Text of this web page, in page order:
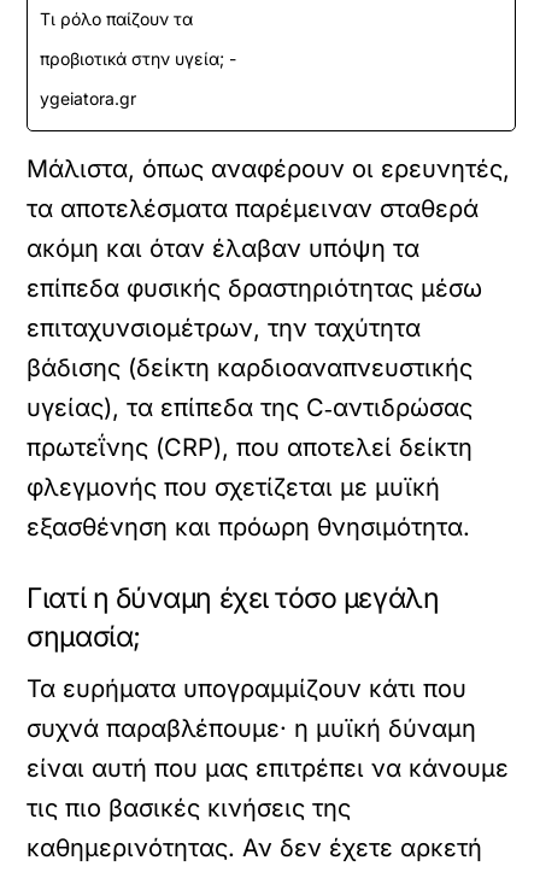
Τι ρόλο παίζουν τα
προβιοτικά στην υγεία; -
ygeiatora.gr
Μάλιστα, όπως αναφέρουν οι ερευνητές,
τα αποτελέσματα παρέμειναν σταθερά
ακόμη και όταν έλαβαν υπόψη τα
επίπεδα φυσικής δραστηριότητας μέσω
επιταχυνσιομέτρων, την ταχύτητα
βάδισης (δείκτη καρδιοαναπνευστικής
υγείας), τα επίπεδα της C‑αντιδρώσας
πρωτεΐνης (CRP), που αποτελεί δείκτη
φλεγμονής που σχετίζεται με μυϊκή
εξασθένηση και πρόωρη θνησιμότητα.
Γιατί η δύναμη έχει τόσο μεγάλη
σημασία;
Τα ευρήματα υπογραμμίζουν κάτι που
συχνά παραβλέπουμε· η μυϊκή δύναμη
είναι αυτή που μας επιτρέπει να κάνουμε
τις πιο βασικές κινήσεις της
καθημερινότητας. Αν δεν έχετε αρκετή